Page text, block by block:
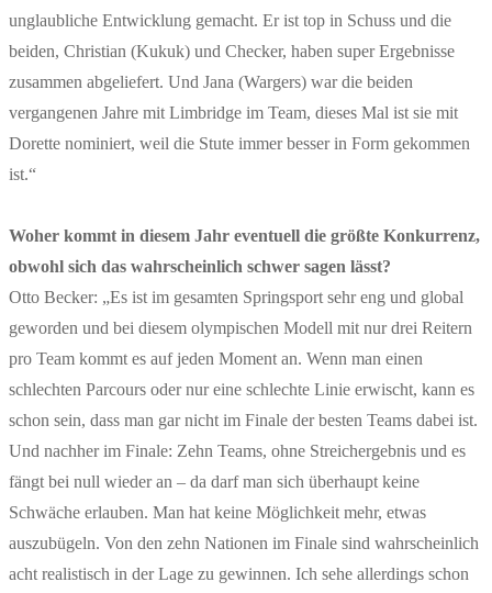
unglaubliche Entwicklung gemacht. Er ist top in Schuss und die
beiden, Christian (Kukuk) und Checker, haben super Ergebnisse
zusammen abgeliefert. Und Jana (Wargers) war die beiden
vergangenen Jahre mit Limbridge im Team, dieses Mal ist sie mit
Dorette nominiert, weil die Stute immer besser in Form gekommen
ist.“
Woher kommt in diesem Jahr eventuell die größte Konkurrenz,
obwohl sich das wahrscheinlich schwer sagen lässt?
Otto Becker: „Es ist im gesamten Springsport sehr eng und global
geworden und bei diesem olympischen Modell mit nur drei Reitern
pro Team kommt es auf jeden Moment an. Wenn man einen
schlechten Parcours oder nur eine schlechte Linie erwischt, kann es
schon sein, dass man gar nicht im Finale der besten Teams dabei ist.
Und nachher im Finale: Zehn Teams, ohne Streichergebnis und es
fängt bei null wieder an – da darf man sich überhaupt keine
Schwäche erlauben. Man hat keine Möglichkeit mehr, etwas
auszubügeln. Von den zehn Nationen im Finale sind wahrscheinlich
acht realistisch in der Lage zu gewinnen. Ich sehe allerdings schon